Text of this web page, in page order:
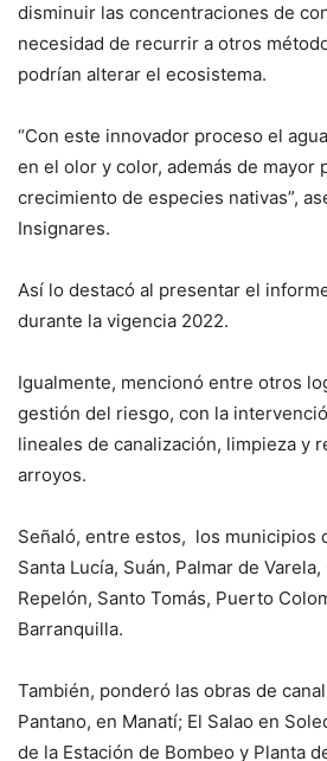
disminuir las concentraciones de
necesidad de recurrir a otros
podrían alterar el ecosistema.
“Con este innovador proceso el
en el olor y color, además de mayor
crecimiento de especies nativas”,
Insignares.
Así lo destacó al presentar el
durante la vigencia 2022.
Igualmente, mencionó entre otros
gestión del riesgo, con la
lineales de canalización, limpieza y
arroyos.
Señaló, entre estos, los municipios
Santa Lucía, Suán, Palmar de
Repelón, Santo Tomás, Puerto
Barranquilla.
También, ponderó las obras de
Pantano, en Manatí; El Salao en
de la Estación de Bombeo y Planta